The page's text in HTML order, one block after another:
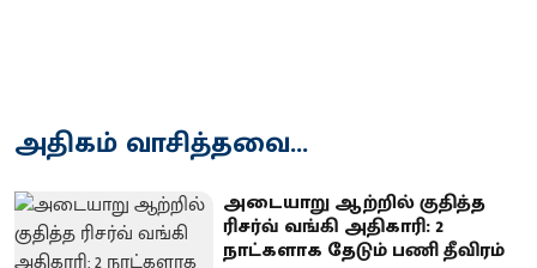
அதிகம் வாசித்தவை...
அடையாறு ஆற்றில் குதித்த
ரிசர்வ் வங்கி அதிகாரி: 2
நாட்களாக தேடும் பணி தீவிரம்